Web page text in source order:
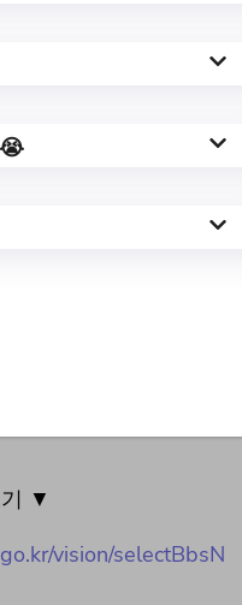
~
(모집공
기 ▼
vision/selectBbsN